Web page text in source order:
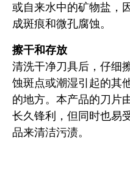
或自来水中的矿物盐，
成斑痕和微孔腐蚀。
擦干和存放
清洗干净刀具后，仔细
蚀斑点或潮湿引起的其
的地方。本产品的刀片
长久锋利，但同时也易
品来清洁污渍。